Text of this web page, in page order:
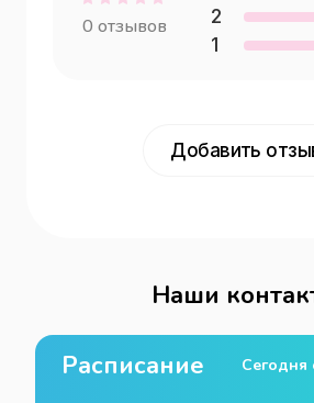
0 отзывов
2
1
Добавить
Наши
Расписание Сегодня